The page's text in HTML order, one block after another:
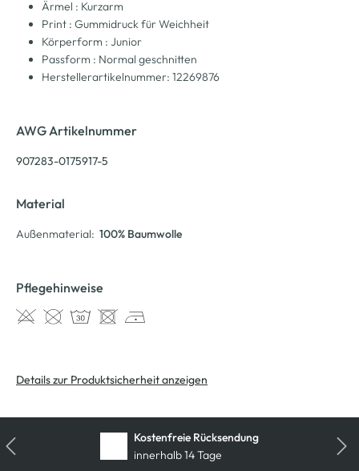
Ärmel : Kurzarm
Print : Gummidruck für Weichheit
Körperform : Junior
Passform : Normal geschnitten
Herstellerartikelnummer: 12269876
AWG Artikelnummer
907283-0175917-5
Material
Außenmaterial: 100% Baumwolle
Pflegehinweise
Details zur Produktsicherheit anzeigen
Kostenfreie Rücksendung
innerhalb 14 Tage